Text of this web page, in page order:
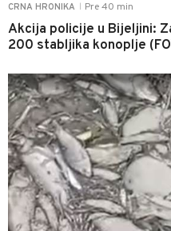
CRNA HRONIKA Pre 40 min
Akcija policije u Bijeljini:
200 stabljika konoplje